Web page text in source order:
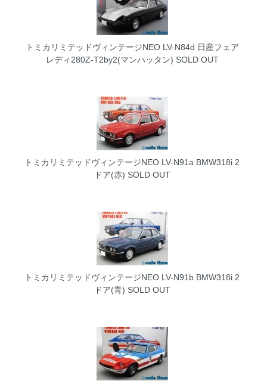
トミカリミテッドヴィンテージNEO LV-N84d 日産フェア
レディ280Z-T2by2(マンハッタン) SOLD OUT
トミカリミテッドヴィンテージNEO LV-N91a BMW318i 2
ドア(赤) SOLD OUT
トミカリミテッドヴィンテージNEO LV-N91b BMW318i 2
ドア(青) SOLD OUT